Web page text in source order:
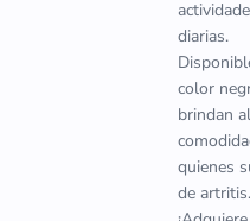
diarias.
color
brindan
quienes
de artritis.